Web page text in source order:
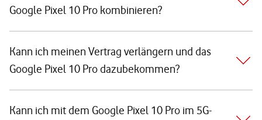
Google Pixel 10 Pro kombinieren?
Kann ich meinen Vertrag verlängern und das
Google Pixel 10 Pro dazubekommen?
Kann ich mit dem Google Pixel 10 Pro im 5G-